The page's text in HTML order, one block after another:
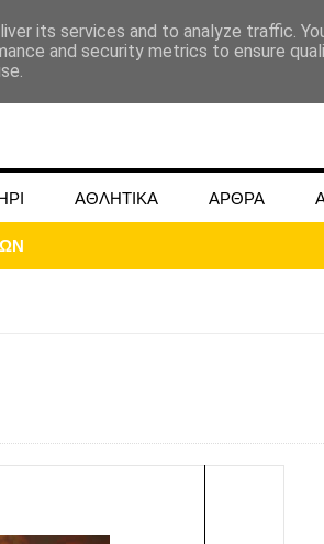
ΑΘΛΗΤΙΚΑ ΑΡΘΡΑ
its services and to analyze traffic.
and security metrics to ensure